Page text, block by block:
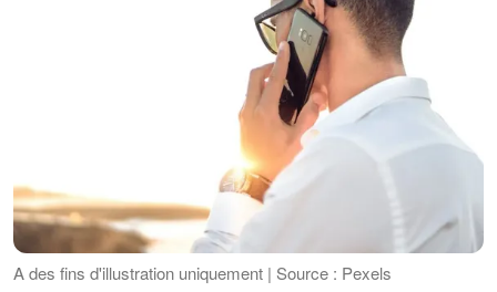
A des fins d'illustration uniquement | Source : Pexels